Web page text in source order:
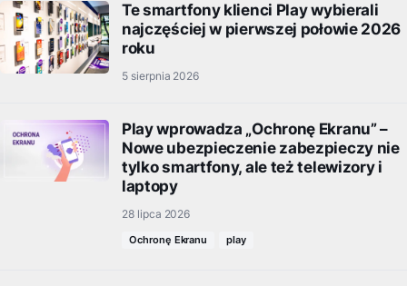
Te smartfony klienci Play wybierali
najczęściej w pierwszej połowie 2026
roku
5 sierpnia 2026
Play wprowadza „Ochronę Ekranu” –
Nowe ubezpieczenie zabezpieczy nie
tylko smartfony, ale też telewizory i
laptopy
28 lipca 2026
Ochronę Ekranu play